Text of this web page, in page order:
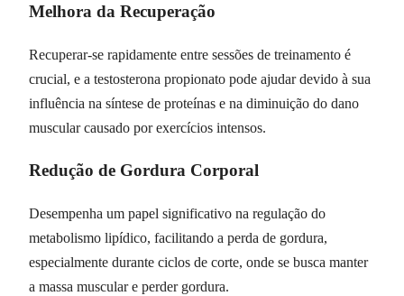
Melhora da Recuperação
Recuperar-se rapidamente entre sessões de treinamento é
crucial, e a testosterona propionato pode ajudar devido à sua
influência na síntese de proteínas e na diminuição do dano
muscular causado por exercícios intensos.
Redução de Gordura Corporal
Desempenha um papel significativo na regulação do
metabolismo lipídico, facilitando a perda de gordura,
especialmente durante ciclos de corte, onde se busca manter
a massa muscular e perder gordura.